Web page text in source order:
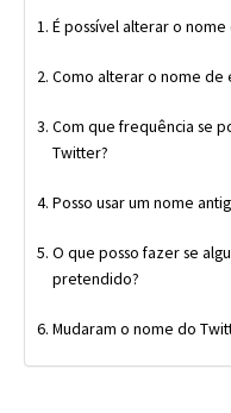
É possível alterar o
Como alterar o nome de
Com que frequência se
Twitter?
Posso usar um nome
O que posso fazer se
pretendido?
Mudaram o nome do